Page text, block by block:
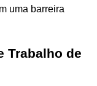
uma barreira
Trabalho de